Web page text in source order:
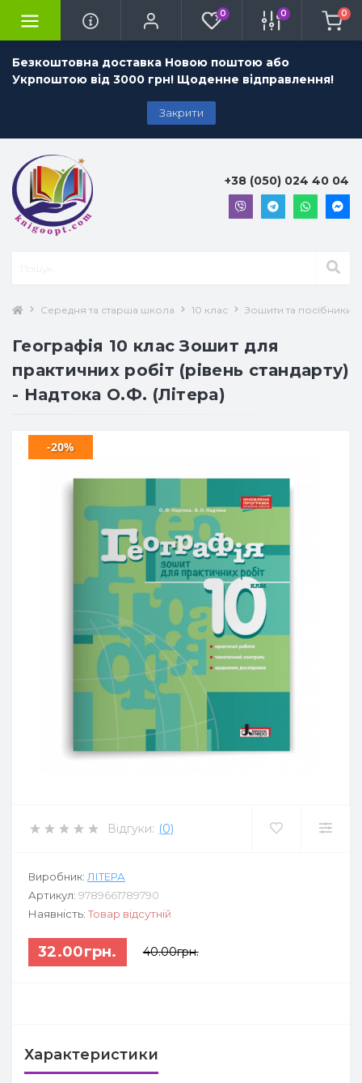
Безкоштовна доставка Новою поштою або
Укрпоштою від 3000 грн! Щоденне відправлення!
Закрити
0 0 0
+38 (050) 024 40 04
Середня та старша школа 10 клас Зошити та посібники
Географія 10 клас Зошит для
практичних робіт (рівень стандарту)
- Надтока О.Ф. (Літера)
-20%
Відгуки: (0)
Виробник: ЛІТЕРА
Артикул: 9789661789790
Наявність: Товар відсутній
32.00грн. 40.00грн.
Характеристики